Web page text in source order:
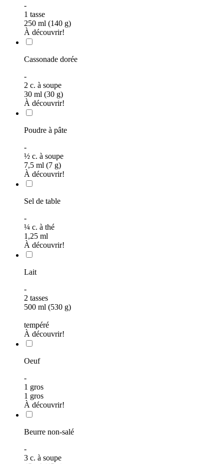
-
1 tasse
250 ml (140 g)
À découvrir!
Cassonade dorée
-
2 c. à soupe
30 ml (30 g)
À découvrir!
Poudre à pâte
-
½ c. à soupe
7,5 ml (7 g)
À découvrir!
Sel de table
-
¼ c. à thé
1,25 ml
À découvrir!
Lait
-
2 tasses
500 ml (530 g)
tempéré
À découvrir!
Oeuf
-
1 gros
1 gros
À découvrir!
Beurre non-salé
-
3 c. à soupe